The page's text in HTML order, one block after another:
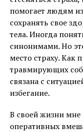
помогает людям
сохранять свое
тела. Иногда
синонимами. Но
место страху. Как
травмирующих
связана с
избегание.
В своей жизни мне
оперативных